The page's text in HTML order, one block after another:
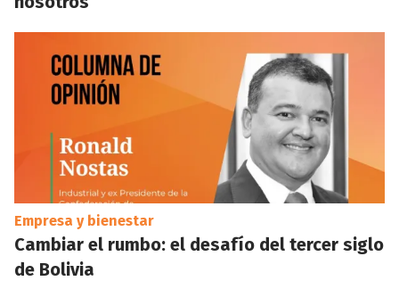
Empresa y bienestar
Cambiar el rumbo: el desafío del tercer siglo
de Bolivia